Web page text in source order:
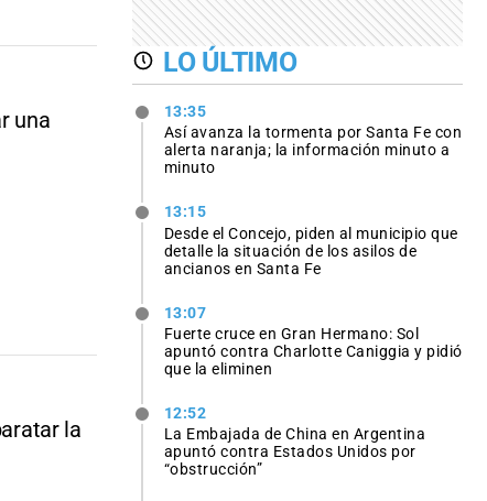
una
la
LO ÚLTIMO
13:35
Así avanza la tormenta por Santa Fe con
alerta naranja; la información minuto a
minuto
13:15
Desde el Concejo, piden al municipio que
detalle la situación de los asilos de
ancianos en Santa Fe
13:07
Fuerte cruce en Gran Hermano: Sol
apuntó contra Charlotte Caniggia y pidió
que la eliminen
12:52
La Embajada de China en Argentina
apuntó contra Estados Unidos por
“obstrucción”